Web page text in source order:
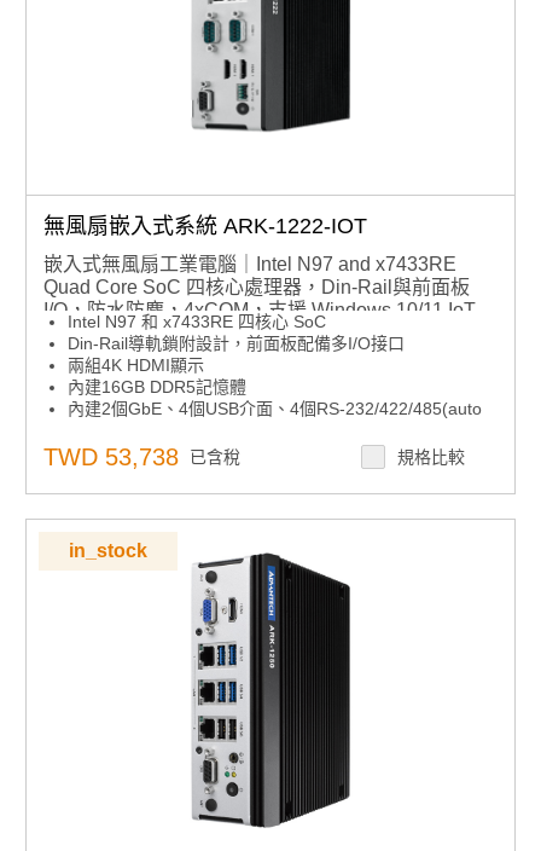
無風扇嵌入式系統 ARK-1222-IOT
嵌入式無風扇工業電腦｜Intel N97 and x7433RE
Quad Core SoC 四核心處理器，Din-Rail與前面板
I/O，防水防塵，4xCOM，支援 Windows 10/11 IoT
Enterprise與Ubuntu 24.04（選配）
Intel N97 和 x7433RE 四核心 SoC
Din-Rail導軌鎖附設計，前面板配備多I/O接口
兩組4K HDMI顯示
內建16GB DDR5記憶體
內建2個GbE、4個USB介面、4個RS-232/422/485(auto
支援 1 個 M.2 B Key 插槽、1 個 M.2 E Key 插槽和 1 個
全尺寸 mPCIe 插槽（與 mSATA 插槽共用）
12V ~ 28V 寬壓輸入
支援 Windows 10/11 IoT Enterprise LTSC 和 Ubuntu
24.04
內建SUSI API、WISE-DeviceOn、Trellix 和 Acronis
TWD 53,738 已含稅 規格比較
in_stock